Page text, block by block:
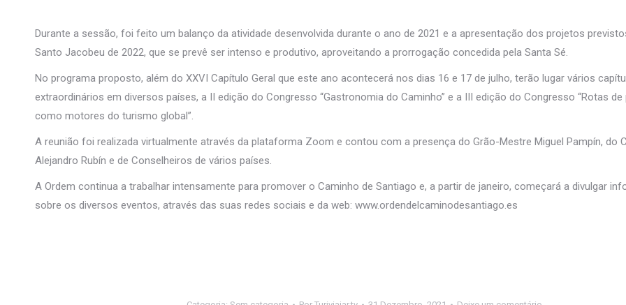
Durante a sessão, foi feito um balanço da atividade desenvolvida durante o ano de 2021 e a apresentação dos projetos
Santo Jacobeu de 2022, que se prevê ser intenso e produtivo, aproveitando a prorrogação concedida pela Santa Sé.
No programa proposto, além do XXVI Capítulo Geral que este ano acontecerá nos dias 16 e 17 de julho, terão lugar vários
extraordinários em diversos países, a II edição do Congresso “Gastronomia do Caminho” e a III edição do Congresso “Rotas de
como motores do turismo global”.
A reunião foi realizada virtualmente através da plataforma Zoom e contou com a presença do Grão-Mestre Miguel Pampín, do
Alejandro Rubín e de Conselheiros de vários países.
A Ordem continua a trabalhar intensamente para promover o Caminho de Santiago e, a partir de janeiro, começará a divulgar
sobre os diversos eventos, através das suas redes sociais e da web: www.ordendelcaminodesantiago.es